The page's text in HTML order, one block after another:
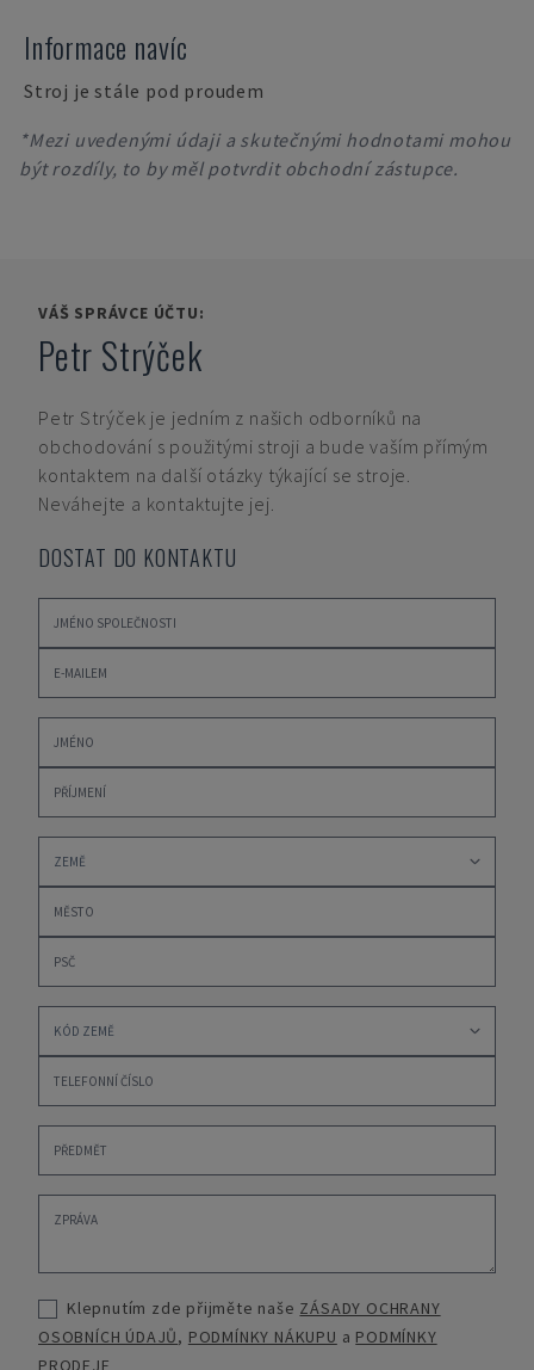
Informace navíc
Stroj je stále pod proudem
*Mezi uvedenými údaji a skutečnými hodnotami mohou
být rozdíly, to by měl potvrdit obchodní zástupce.
VÁŠ SPRÁVCE ÚČTU:
Petr Strýček
Petr Strýček je jedním z našich odborníků na
obchodování s použitými stroji a bude vaším přímým
kontaktem na další otázky týkající se stroje.
Neváhejte a kontaktujte jej.
DOSTAT DO KONTAKTU
Klepnutím zde přijměte naše ZÁSADY OCHRANY
OSOBNÍCH ÚDAJŮ, PODMÍNKY NÁKUPU a PODMÍNKY
PRODEJE